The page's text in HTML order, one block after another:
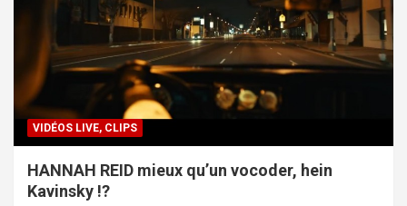
VIDÉOS LIVE, CLIPS
HANNAH REID mieux qu’un vocoder, hein
Kavinsky !?